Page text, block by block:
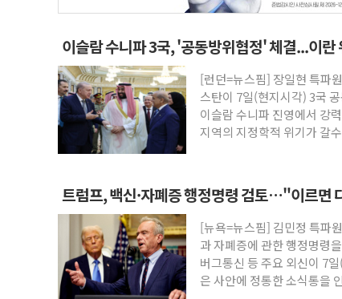
이슬람 수니파 3국, '공동방위협정' 체결...이란
[런던=뉴스핌] 장일현 특파
스탄이 7일(현지시각) 3국
이슬람 수니파 진영에서 강
지역의 지정학적 위기가 갈
트럼프, 백신·자폐증 행정명령 검토…"이르면
[뉴욕=뉴스핌] 김민정 특파
과 자폐증에 관한 행정명령
버그통신 등 주요 외신이 7
은 사안에 정통한 소식통을